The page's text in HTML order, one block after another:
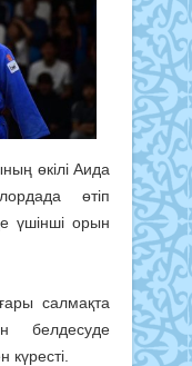
өкілі Аида
өтіп
үшінші орын
салмақта
белдесуде